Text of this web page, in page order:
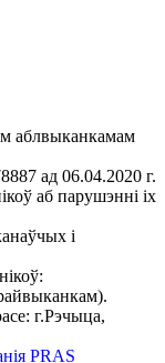
аблвыканкамам
ад 06.04.2020 г.
аб парушэнні іх
і
г.Рэчыца,
PRAS